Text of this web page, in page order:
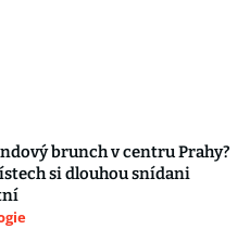
brunch v centru Prahy?
si dlouhou snídani